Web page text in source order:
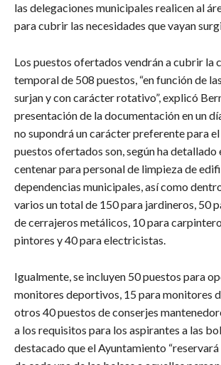
las delegaciones municipales realicen al
para cubrir las necesidades que vayan
Los puestos ofertados vendrán a cubrir la
temporal de 508 puestos, “en función de
surjan y con carácter rotativo”, explicó
presentación de la documentación en un
no supondrá un carácter preferente para
puestos ofertados son, según ha detallado
centenar para personal de limpieza de
dependencias municipales, así como
varios un total de 150 para jardineros, 50
de cerrajeros metálicos, 10 para
pintores y 40 para electricistas.
Igualmente, se incluyen 50 puestos para
monitores deportivos, 15 para monitores
otros 40 puestos de conserjes
a los requisitos para los aspirantes a las
destacado que el Ayuntamiento